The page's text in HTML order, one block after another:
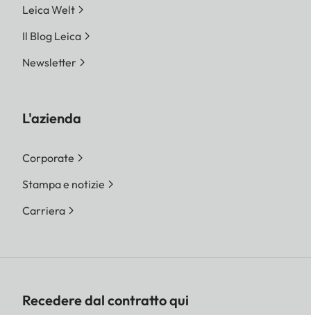
Leica Welt
Il Blog Leica
Newsletter
L'azienda
Corporate
Stampa e notizie
Carriera
Recedere dal contratto qui